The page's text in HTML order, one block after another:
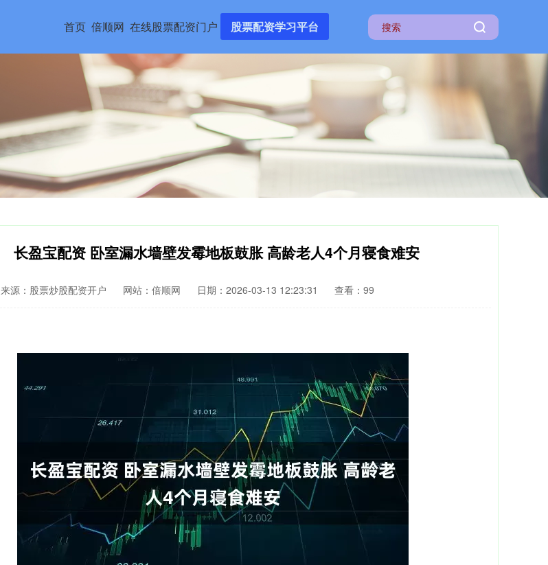
首页 倍顺网 在线股票配资门户 股票配资学习平台
长盈宝配资 卧室漏水墙壁发霉地板鼓胀 高龄老人4个月寝食难安
来源：股票炒股配资开户 网站：倍顺网 日期：2026-03-13 12:23:31 查看：99